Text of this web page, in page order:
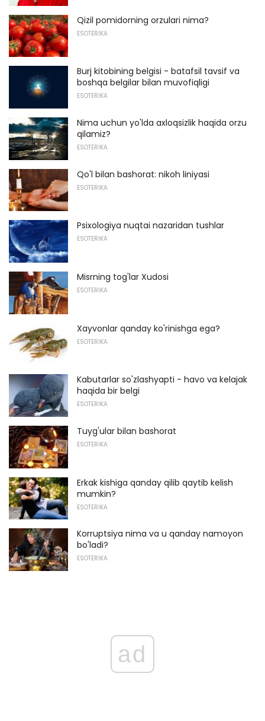
Qizil pomidorning orzulari nima?
ESOTERIKA
Burj kitobining belgisi - batafsil tavsif va
boshqa belgilar bilan muvofiqligi
ESOTERIKA
Nima uchun yo'lda axloqsizlik haqida orzu
qilamiz?
ESOTERIKA
Qo'l bilan bashorat: nikoh liniyasi
ESOTERIKA
Psixologiya nuqtai nazaridan tushlar
ESOTERIKA
Misrning tog'lar Xudosi
ESOTERIKA
Xayvonlar qanday ko'rinishga ega?
ESOTERIKA
Kabutarlar so'zlashyapti - havo va kelajak
haqida bir belgi
ESOTERIKA
Tuyg'ular bilan bashorat
ESOTERIKA
Erkak kishiga qanday qilib qaytib kelish
mumkin?
ESOTERIKA
Korruptsiya nima va u qanday namoyon
bo'ladi?
ESOTERIKA
ad